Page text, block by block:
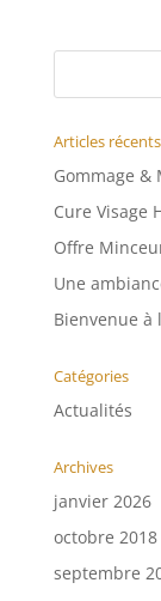
Articles récents
Gommage
Cure Visage
Offre
Une
Bienvenue à
Catégories
Actualités
Archives
janvier 2026
octobre 2018
septembre